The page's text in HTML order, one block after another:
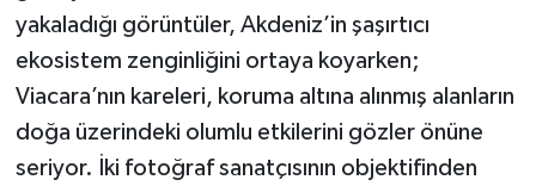
yakaladığı görüntüler, Akdeniz’in şaşırtıcı
ekosistem zenginliğini ortaya koyarken;
Viacara’nın kareleri, koruma altına alınmış alanların
doğa üzerindeki olumlu etkilerini gözler önüne
seriyor. İki fotoğraf sanatçısının objektifinden